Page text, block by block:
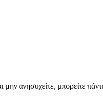
μην ανησυχείτε, μπορείτε